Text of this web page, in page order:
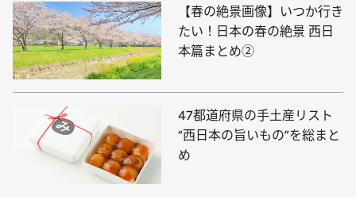
【春の絶景画像】いつか行き
たい！日本の春の絶景 西日
本篇まとめ②
47都道府県の手土産リスト
“西日本の旨いもの”を総まと
め